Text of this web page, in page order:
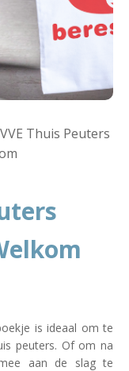
Thuis Peuters
is ideaal om te
peuters. Of om na
aan de slag te